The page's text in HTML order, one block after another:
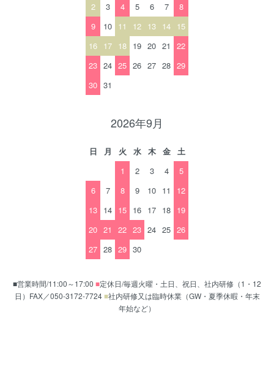
2
3 4 5 6 7
8
9
10 11 12 13 14 15
16 17 18 19 20 21
22
23 24 25 26 27 28 29
30 31
2026年9月
日 月 火 水 木 金
土
1
2 3 4
5
6
7 8 9 10 11
12
13 14 15 16 17 18 19
20 21 22 23 24 25 26
27 28 29 30
■営業時間/11:00～17:00 ■定休日/毎週火曜・土日、祝日、社内研修（1・12
日）FAX／050-3172-7724■社内研修又は臨時休業（GW・夏季休暇・年末
年始など）